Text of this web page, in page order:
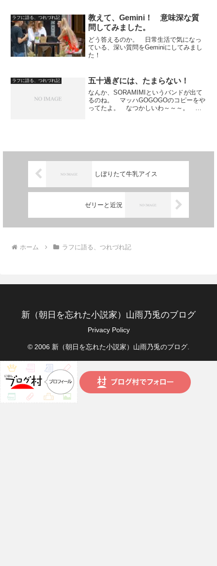
溜まるらしいのです。 48...
ラフに語る、つれづれ記
教えて、Gemini！ 意味深な質
問してみました。
どう答えるのか。 日常生活で気になっ
ている、深い質問をGeminiにしてみまし
た！
ラフに語る、つれづれ記 五十過ぎには、たまらない！
なんか、SORAMIMIというバンドが出て
るのね。 マッハGOGOGOのコピーをや
ってたよ。 なつかしいわ～～～。 ボ
しぼりたて牛乳アイス
ゼリーと近況
ホーム ラフに語る、つれづれ記
新（朝日を忘れた小説家）山雨乃兎のブログ
Privacy Policy
© 2006 新（朝日を忘れた小説家）山雨乃兎のブログ.